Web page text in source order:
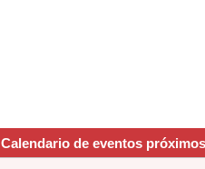
Calendario de eventos próximos